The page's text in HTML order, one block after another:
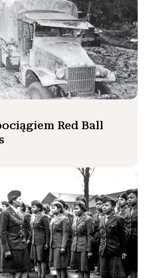
Red Ball